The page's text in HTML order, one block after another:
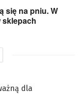
się na pniu. W
sklepach
dla